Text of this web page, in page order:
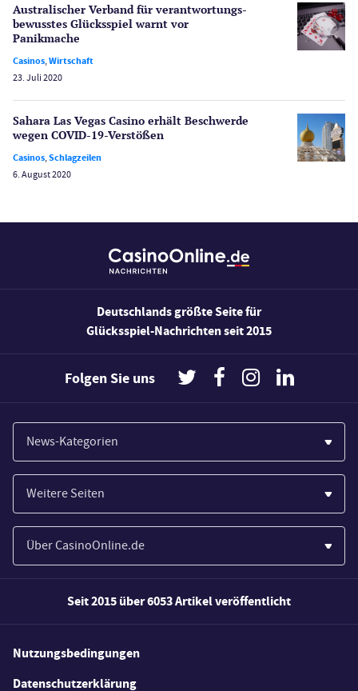
Spielerschutz
Sport
Wetten
Wirtschaft
Casino Testberichte
Bonus Ohne Einzahlung
Australischer Verband für verantwortungs­
bewusstes Glücksspiel warnt vor
Panikmache
Casinos,Wirtschaft
23. Juli 2020
Sahara Las Vegas Casino erhält Beschwerde
wegen COVID-19-Verstößen
Casinos,Schlagzeilen
6. August 2020
Deutschlands größte Seite für
Glücksspiel-Nachrichten seit 2015
Folgen Sie uns
News-Kategorien
Casinos
Wirtschaft
Spiele
Weitere Seiten
Paypal Casinos
Novoline Casinos
Merkur Casinos
Casino Testberichte
Über CasinoOnline.de
Wie wir bewerten
FAQs
Seit 2015 über 6053 Artikel veröffentlicht
Nutzungsbedingungen
Datenschutzerklärung